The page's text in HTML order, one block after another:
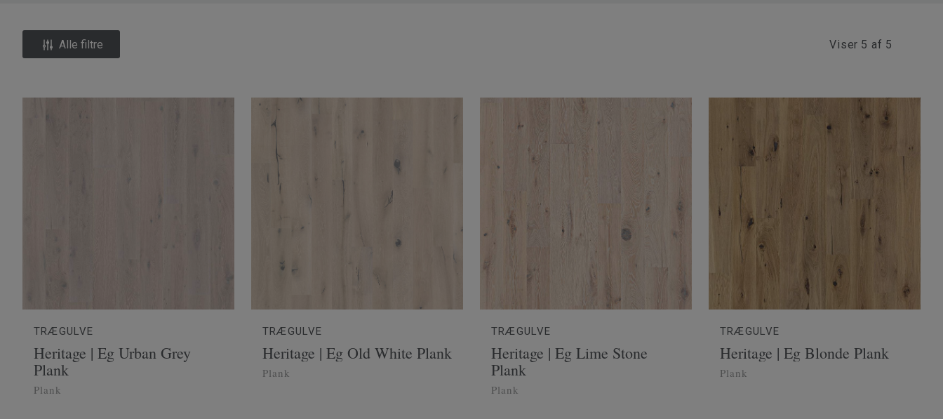
Alle filtre Viser 5 af 5
TRÆGULVE
Heritage | Eg Urban Grey
Plank
Plank
TRÆGULVE
Heritage | Eg Old White Plank
Plank
TRÆGULVE
Heritage | Eg Lime Stone
Plank
Plank
TRÆGULVE
Heritage | Eg Blonde Plank
Plank